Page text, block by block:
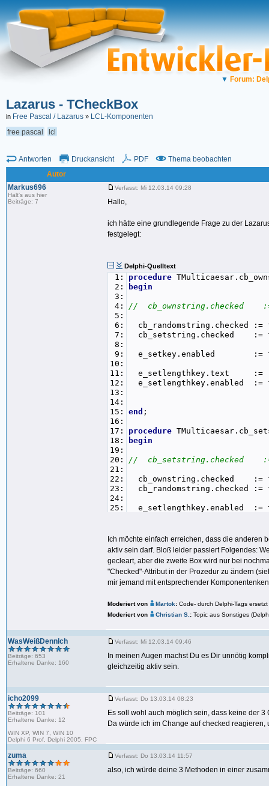
▼ Forum:
Lazarus - TCheckBox
in Free Pascal / Lazarus » LCL-Komponenten
free pascal
lcl
Antworten Druckansicht PDF
Thema beobachten
Autor
Markus696
Hält's aus hier
Beiträge: 7
Verfasst: Mi 12.03.14 09:28
Hallo,
ich hätte eine grundlegende Frage zu der
festgelegt:
Delphi-Quelltext
1:
2:
3:
4:
5:
6:
7:
8:
9:
10:
11:
12:
13:
14:
15:
16:
17:
18:
19:
20:
21:
22:
23:
24:
25:
28:
29:
30:
31:
32:
33:
35:
36:
38:
39:
40:
41:
42:
45:
46:
procedure
begin
// cb_ownstring.checked
cb_randomstring.checked
cb_setstring.checked :=
e_setkey.enabled :=
e_setlengthkey.text :=
e_setlengthkey.enabled
end ;
procedure
begin
// cb_setstring.checked
cb_ownstring.checked :=
cb_randomstring.checked
e_setlengthkey.enabled
e_setkey.enabled :=
end
procedure
begin
// cb_randomstring.checked
cb_setstring.checked :=
e_setkey.text :=
e_setkey.enabled :=
end;
Ich möchte einfach erreichen, dass die
aktiv sein darf. Bloß leider passiert Folgendes:
gecleart, aber die zweite Box wird nur bei
"Checked"-Attribut in der Prozedur zu ändern
mir jemand mit entsprechender
Moderiert von Martok: Code- durch Delphi-Tags ersetzt
Moderiert von
Christian S. : Topic aus Sonstiges
WasWeißDennIch
Beiträge: 653
Erhaltene Danke: 160
Verfasst: Mi 12.03.14 09:46
In meinen Augen machst Du es Dir unnötig
gleichzeitig aktiv sein.
icho2099
Beiträge: 101
Erhaltene Danke: 12
WIN XP, WIN 7, WIN 10
Delphi 6 Prof, Delphi 2005, FPC
Verfasst: Do 13.03.14 08:23
Es soll wohl auch möglich sein, dass keine der
Da würde ich im Change auf checked reagieren,
zuma
Beiträge: 660
Erhaltene Danke: 21
Verfasst: Do 13.03.14 11:57
also, ich würde deine 3 Methoden in einer